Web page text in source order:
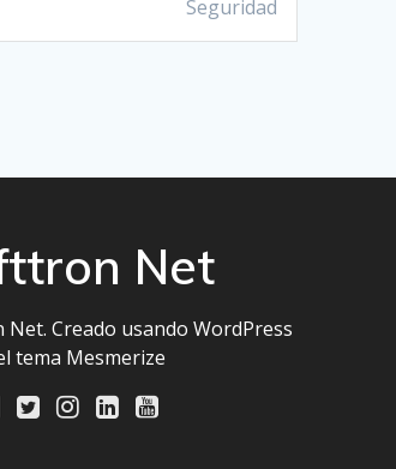
Seguridad
Net
Creado usando WordPress
tema Mesmerize